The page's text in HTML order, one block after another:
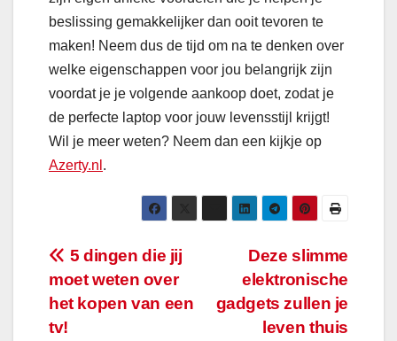
beslissing gemakkelijker dan ooit tevoren te
maken! Neem dus de tijd om na te denken over
welke eigenschappen voor jou belangrijk zijn
voordat je je volgende aankoop doet, zodat je
de perfecte laptop voor jouw levensstijl krijgt!
Wil je meer weten? Neem dan een kijkje op
Azerty.nl .
Bericht
navigatie
Deze slimme
elektronische
gadgets zullen je
leven thuis
5 dingen die jij
moet weten over
het kopen van een
tv!